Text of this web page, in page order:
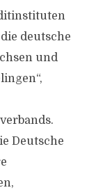
deutsche
und
Deutsche